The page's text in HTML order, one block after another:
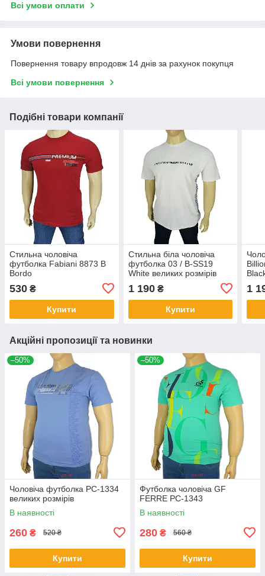
Всі умови оплати
Умови повернення
Повернення товару впродовж 14 днів за рахунок покупця
Всі умови повернення
Подібні товари компанії
Стильна чоловіча
футболка Fabianі 8873 B
Bordo
530 ₴
Купити
Стильна біла чоловіча
футболка 03 / B-SS19
White великих розмірів
1 190₴
Купити
1
Акційні пропозиції та новинки
–50%
Чоловіча футболка PC-1334
великих розмірів
В наявності
260 ₴ 520 ₴
Купити
–50%
Футболка чоловіча GF
FERRE PC-1343
В наявності
280 ₴ 560 ₴
Купити